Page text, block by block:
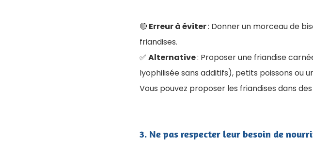
🔴 Erreur à éviter: Donner un morceau de
friandises.
✅ Alternative: Proposer une friandise
lyophilisée sans additifs), petits poissons ou
Vous pouvez proposer les friandises dans des
3. Ne pas respecter leur besoin de